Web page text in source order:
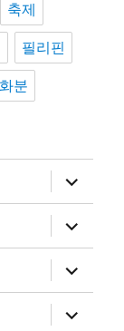
축제
필리핀
화분
위
메
뉴
확
장
위
메
뉴
확
장
위
메
뉴
확위